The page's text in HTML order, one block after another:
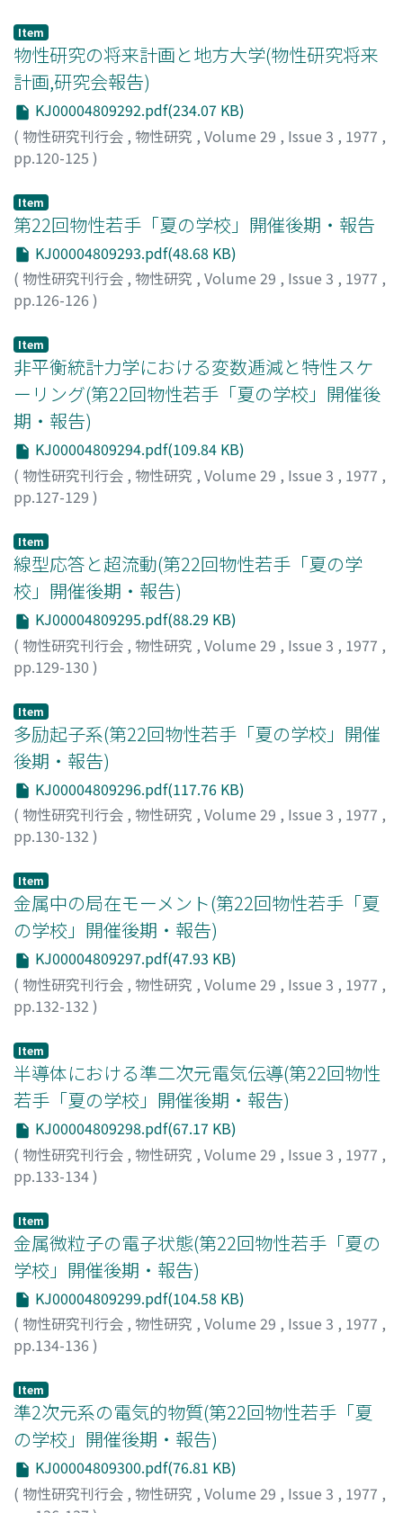
Item
物性研究の将来計画と地方大学(物性研究将来
計画,研究会報告)
KJ00004809292.pdf(234.07 KB)
( 物性研究刊行会 , 物性研究 , Volume 29 , Issue 3 , 1977 ,
pp.120-125 )
Item
第22回物性若手「夏の学校」開催後期・報告
KJ00004809293.pdf(48.68 KB)
( 物性研究刊行会 , 物性研究 , Volume 29 , Issue 3 , 1977 ,
pp.126-126 )
Item
非平衡統計力学における変数逓減と特性スケ
ーリング(第22回物性若手「夏の学校」開催後
期・報告)
KJ00004809294.pdf(109.84 KB)
( 物性研究刊行会 , 物性研究 , Volume 29 , Issue 3 , 1977 ,
pp.127-129 )
リ, ハジメ
Item
線型応答と超流動(第22回物性若手「夏の学
校」開催後期・報告)
KJ00004809295.pdf(88.29 KB)
( 物性研究刊行会 , 物性研究 , Volume 29 , Issue 3 , 1977 ,
pp.129-130 )
Kazuo
Item
多励起子系(第22回物性若手「夏の学校」開催
後期・報告)
KJ00004809296.pdf(117.76 KB)
( 物性研究刊行会 , 物性研究 , Volume 29 , Issue 3 , 1977 ,
pp.130-132 )
ハナムラ, エイイチ
Item
金属中の局在モーメント(第22回物性若手「夏
の学校」開催後期・報告)
KJ00004809297.pdf(47.93 KB)
( 物性研究刊行会 , 物性研究 , Volume 29 , Issue 3 , 1977 ,
pp.132-132 )
ヤマダ, コウサク
Item
半導体における準二次元電気伝導(第22回物性
若手「夏の学校」開催後期・報告)
KJ00004809298.pdf(67.17 KB)
( 物性研究刊行会 , 物性研究 , Volume 29 , Issue 3 , 1977 ,
pp.133-134)
Naoyuki
Item
金属微粒子の電子状態(第22回物性若手「夏の
学校」開催後期・報告)
KJ00004809299.pdf(104.58 KB)
( 物性研究刊行会 , 物性研究 , Volume 29 , Issue 3 , 1977 ,
pp.134-136 )
コバヤシ, シュンイチ
Item
準2次元系の電気的物質(第22回物性若手「夏
の学校」開催後期・報告)
KJ00004809300.pdf(76.81 KB)
( 物性研究刊行会 , 物性研究 , Volume 29 , Issue 3 , 1977 ,